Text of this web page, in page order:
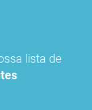
lista de